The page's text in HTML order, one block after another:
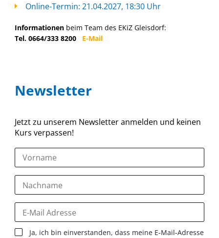
Newsletter
Jetzt zu unserem Newsletter anmelden und keinen
Kurs verpassen!
Ja, ich bin einverstanden, dass meine E-Mail-Adresse
Online-Termin: 21.04.2027, 18:30 Uhr
Informationen beim Team des EKiZ Gleisdorf:
Tel. 0664/333 8200 E-Mail